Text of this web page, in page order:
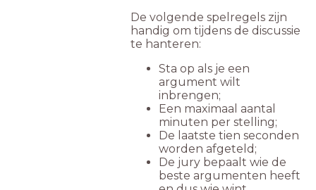
De volgende spelregels zijn
handig om tijdens de discussie
te hanteren:
Sta op als je een
argument wilt
inbrengen;
Een maximaal aantal
minuten per stelling;
De laatste tien seconden
worden afgeteld;
De jury bepaalt wie de
beste argumenten heeft